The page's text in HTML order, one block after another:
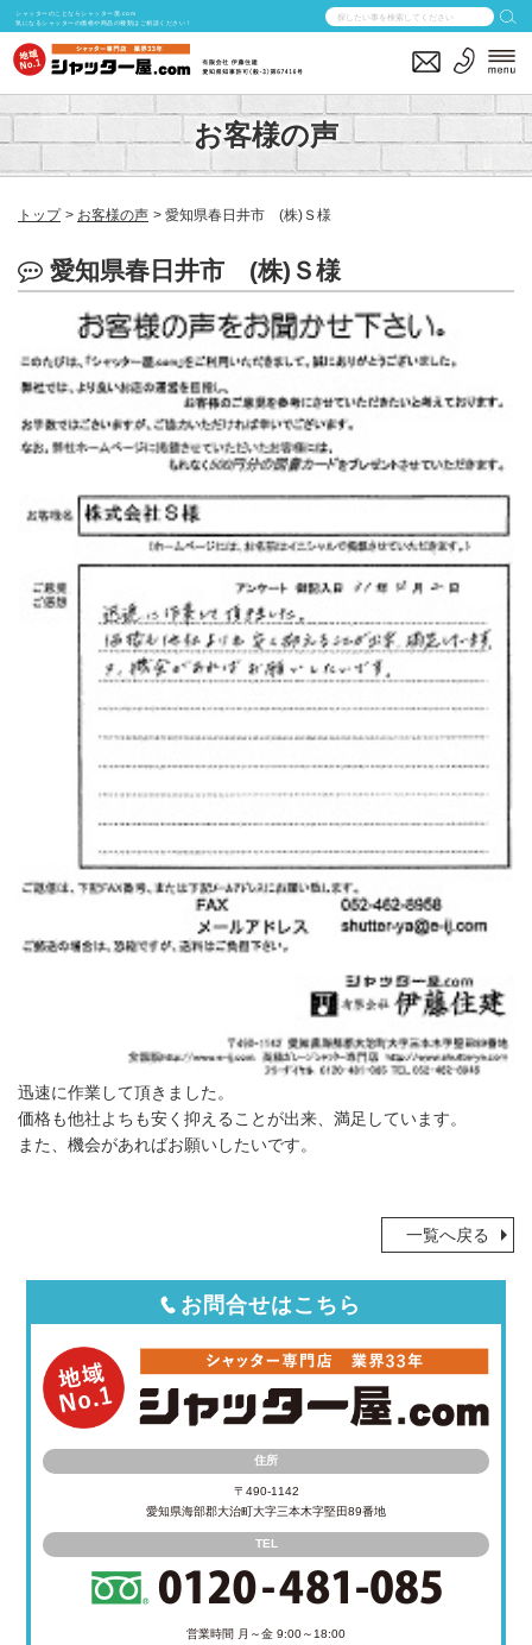
シャッターのことならシャッター屋.com
気になるシャッターの価格や商品の種類はご相談ください！
お客様の声
トップ お客様の声 愛知県春日井市 (株)Ｓ様
愛知県春日井市 (株)Ｓ様
迅速に作業して頂きました。
価格も他社よちも安く抑えることが出来、満足しています。
また、機会があればお願いしたいです。
一覧へ戻る
お問合せはこちら
住所
〒490-1142
愛知県海部郡大治町大字三本木字堅田89番地
TEL
営業時間 月～金 9:00～18:00